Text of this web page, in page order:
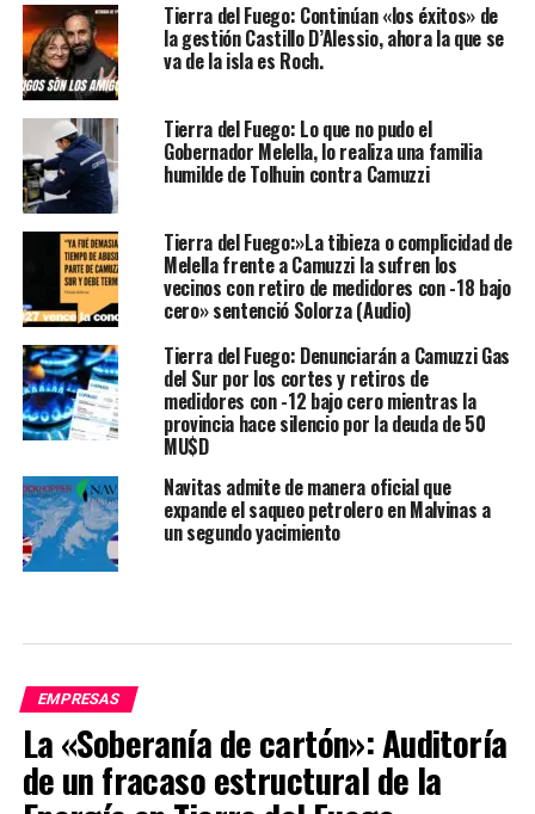
Tierra del Fuego: Continúan «los éxitos» de
la gestión Castillo D’Alessio, ahora la que se
va de la isla es Roch.
Tierra del Fuego: Lo que no pudo el
Gobernador Melella, lo realiza una familia
humilde de Tolhuin contra Camuzzi
Tierra del Fuego:»La tibieza o complicidad de
Melella frente a Camuzzi la sufren los
vecinos con retiro de medidores con -18 bajo
cero» sentenció Solorza (Audio)
Tierra del Fuego: Denunciarán a Camuzzi Gas
del Sur por los cortes y retiros de
medidores con -12 bajo cero mientras la
provincia hace silencio por la deuda de 50
MU$D
Navitas admite de manera oficial que
expande el saqueo petrolero en Malvinas a
un segundo yacimiento
EMPRESAS
La «Soberanía de cartón»: Auditoría
de un fracaso estructural de la